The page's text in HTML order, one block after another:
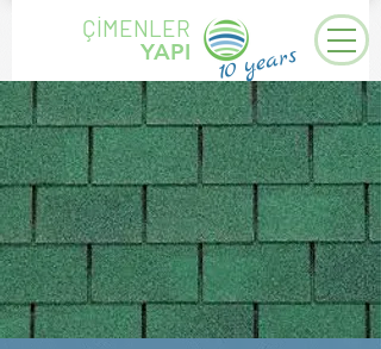
ÇİMENLER
YAPI
10years